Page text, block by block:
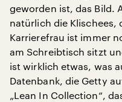
geworden ist, das Bild.
natürlich die Klischees,
Karrierefrau ist immer
am Schreibtisch sitzt
ist wirklich etwas, was
Datenbank, die Getty
„Lean In Collection“,